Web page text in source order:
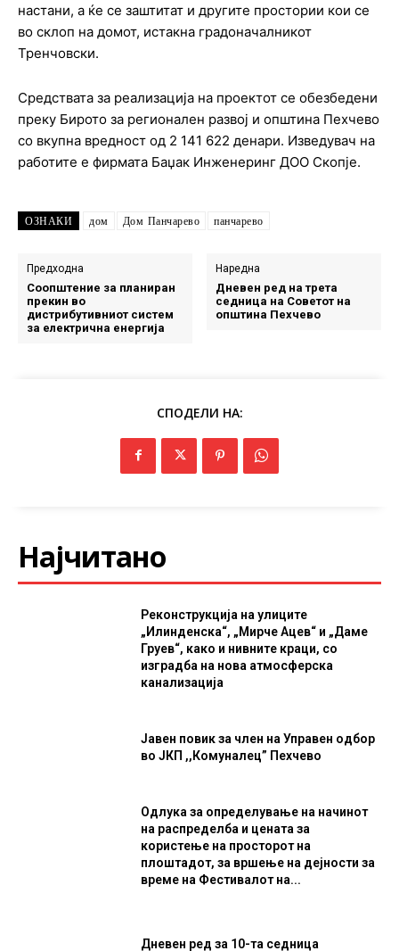
настани, а ќе се заштитат и другите простории кои се
во склоп на домот, истакна градоначалникот
Тренчовски.
Средствата за реализација на проектот се обезбедени
преку Бирото за регионален развој и општина Пехчево
со вкупна вредност од 2 141 622 денари. Изведувач на
работите е фирмата Баџак Инженеринг ДОО Скопје.
ОЗНАКИ дом Дом Панчарево панчарево
Предходна
Соопштение за планиран
прекин во
дистрибутивниот систем
за електрична енергија
Наредна
Дневен ред на трета
седница на Советот на
општина Пехчево
СПОДЕЛИ НА:
Најчитано
Реконструкција на улиците
„Илинденска“, „Мирче Ацев“ и „Даме
Груев“, како и нивните краци, со
изградба на нова атмосферска
канализација
Јавен повик за член на Управен одбор
во ЈКП ,,Комуналец” Пехчево
Одлука за определување на начинот
на распределба и цената за
користење на просторот на
плоштадот, за вршење на дејности за
време на Фестивалот на...
Дневен ред за 10-та седница